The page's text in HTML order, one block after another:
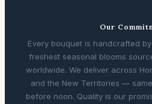
Our
Every bouquet is handcrafted
freshest seasonal blooms
worldwide. We deliver across
and the New Territories —
before noon. Quality is our